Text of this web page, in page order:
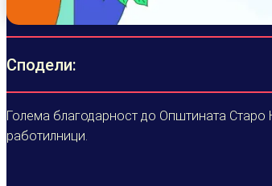
Сподели:
Голема благодарност до Општината Старо
работилници.